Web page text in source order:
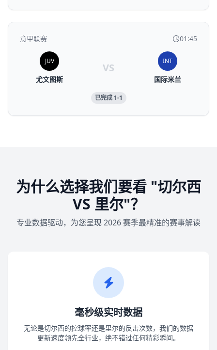
意甲联赛 01:45
JUV
尤文图斯
VS
INT
国际米兰
已完成 1-1
为什么选择我们要看 "切尔西
VS 里尔"？
专业数据驱动，为您呈现 2026 赛季最精准的赛事解读
毫秒级实时数据
无论是切尔西的控球率还是里尔的反击次数，我们的数据
更新速度领先全行业，绝不错过任何精彩瞬间。